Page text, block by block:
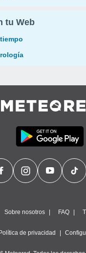
tu Web
Sobre nosotros FAQ
Política de privacidad